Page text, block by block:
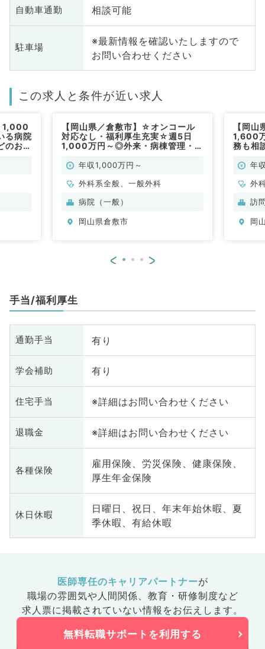
自動車通勤 相談可能
駐車場
※最新情報を確認いたしますので
お問い合わせください
この求人と条件が近い求人
1,000
る病院
のお仕
【岡山県／倉敷市】☆オンコール
対応なし・福利厚生充実☆週5日
1,000万円～◎外来・病棟管理・オ
年収1,000万円～
外科系全般、一般外科
病院（一般）
岡山県倉敷市
【岡
1,600
務も相
外科／
年
外
訪
岡
< >
手当/福利厚生
通勤手当 有り
学会補助 有り
住宅手当 ※詳細はお問い合わせください
退職金 ※詳細はお問い合わせください
各種保険
雇用保険、労災保険、健康保険、
厚生年金保険
休日休暇
日曜日、祝日、年末年始休暇、夏
季休暇、有給休暇
医師専任のキャリアパートナーが
職場の雰囲気や人間関係、 教育・研修制度など
求人票に掲載されていない情報をお伝えします。
無料転職サポートを利用する